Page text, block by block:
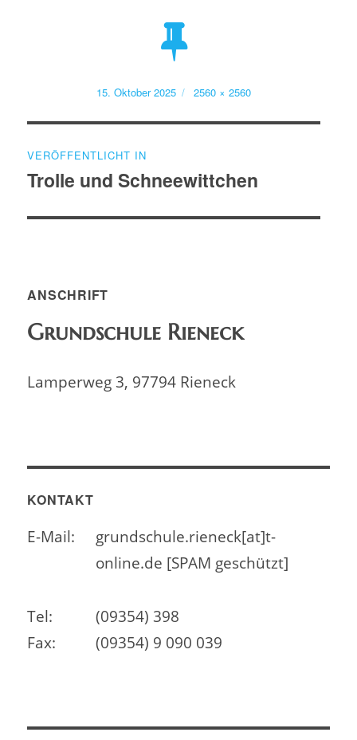
Veröffentlicht
15. Oktober 2025
Volle
2560 × 2560
VERÖFFENTLICHT IN
Trolle und Schneewittchen
ANSCHRIFT
Grundschule Rieneck
Lamperweg 3, 97794 Rieneck
KONTAKT
E-Mail:
grundschule.rieneck[at]t-
online.de [SPAM geschützt]
Tel:
(09354) 398
Fax:
(09354) 9 090 039